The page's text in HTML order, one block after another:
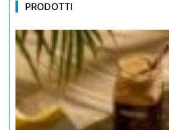
PRODOTTI